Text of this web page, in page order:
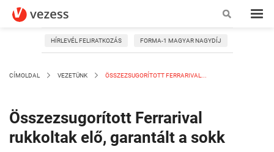
HÍRLEVÉL FELIRATKOZÁS FORMA-1 MAGYAR NAGYDÍJ
CÍMOLDAL VEZETÜNK ÖSSZEZSUGORÍTOTT FERRARIVAL...
Összezsugorított Ferrarival
rukkoltak elő, garantált a sokk